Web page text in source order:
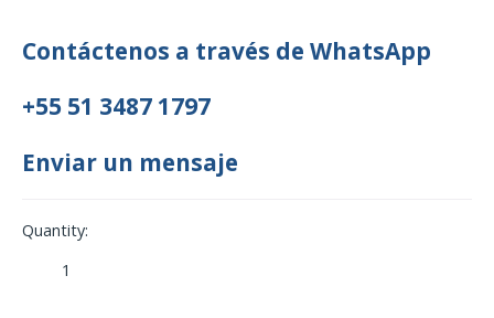
Contáctenos a través de WhatsApp
+55 51 3487 1797
Enviar un mensaje
Quantity:
Botella